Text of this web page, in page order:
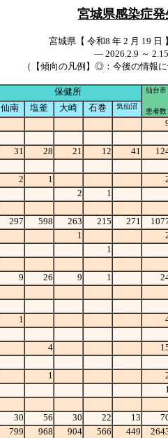
宮城県感染症
宮城県【 令和8 年 2 月 19
― 2026.2.9 ～
（【傾向の凡例】◎：今後の情
保健所 仙台市
患者数
仙南 塩釜 大崎 石巻 気仙沼
31 28 21 12 41
2 1
2
1
297 598 263 215 271
1
1
9 26 9 1
1
4
1
30 56 30 22 13
799 968 904 566 449